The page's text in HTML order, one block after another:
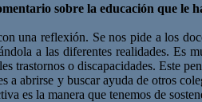
sobre la educación que le
una reflexión. Se nos pide a los
a las diferentes realidades. Es
trastornos o discapacidades. Este
a abrirse y buscar ayuda de otros
es la manera que tenemos de